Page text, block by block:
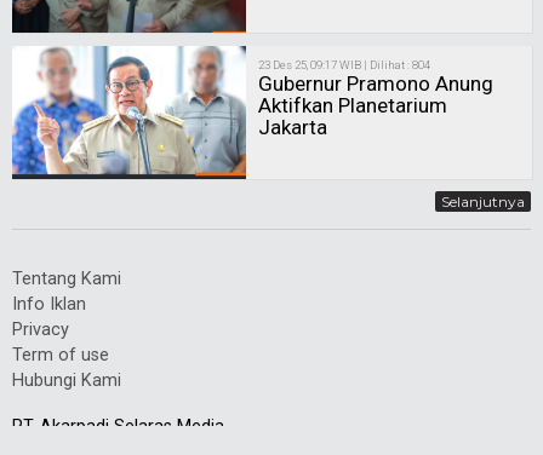
23 Des 25, 09:17 WIB | Dilihat : 804
Gubernur Pramono Anung
Aktifkan Planetarium
Jakarta
Selanjutnya
Tentang Kami
Info Iklan
Privacy
Term of use
Hubungi Kami
PT. Akarpadi Selaras Media